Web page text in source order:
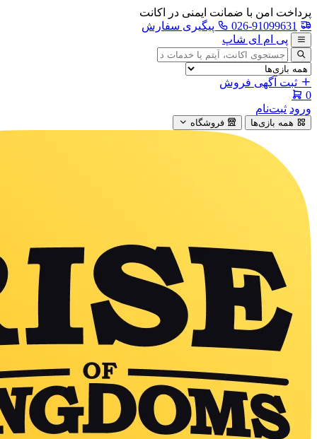
پرداخت امن با ضمانت ایمنی در اکانت
026-91099631
پیگیری سفارش
پی ام ای شاپ
جستجوی
آگهی
ثبت آگهی فروش
0
ورود ثبت‌نام
همه بازی‌ها فروشگاه